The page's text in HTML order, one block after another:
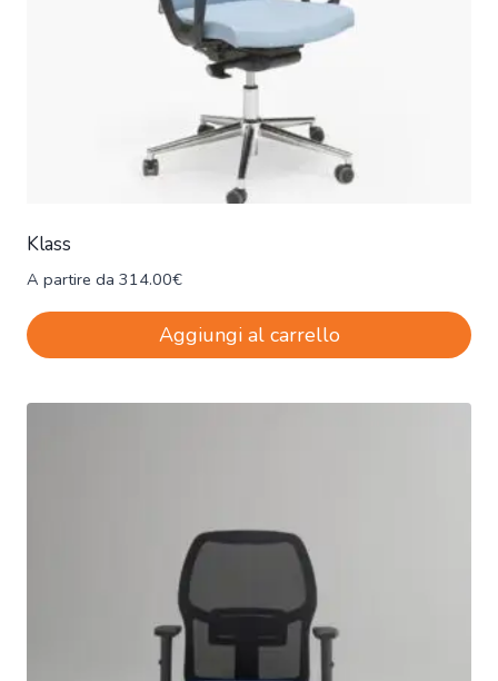
Klass
A partire da 314.00€
Aggiungi al carrello